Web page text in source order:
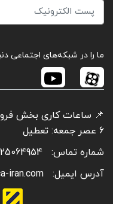
ما را در شبکه‌های اجتماعی
6 عصر جمعه: تعطیل
شماره تماس:
- 02128423949
آدرس ایمیل:
iran.com